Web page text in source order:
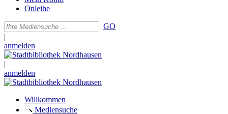
Onleihe
GO
|
anmelden
|
anmelden
Willkommen
Mediensuche